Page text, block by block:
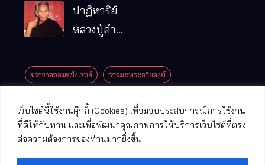
เว็บไซต์นี้ใช้งานคุ๊กกี้ (Cookies) เพื่อมอบประสบการณ์การใช้งาน
ที่ดีให้กับท่าน และเพื่อพัฒนาคุณภาพการให้บริการเว็บไซต์ที่ตรง
ต่อความต้องการของท่านมากยิ่งขึ้น
รมฐาน
คุณ (หลวง
ปู่บัวเกตุ
แล้ว วัดป่า
อ.แม่ริม
จ.เชียงใหม่
ปาฏิหาริย์
หลวงปู่คำ
มณี
ฆราวาสจอมขมังเวทย์ ธรรมะพระอริยสงฆ์
ปาฏิหาริย์พระเครื่อง พระธาตุศักดิ์สิทธิ์
พระพุทธรูปศักดิ์สิทธิ์ วัดที่สําคัญ